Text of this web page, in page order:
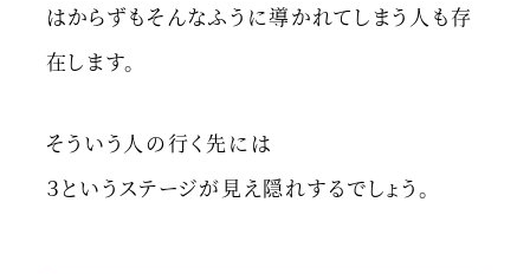
はからずもそんなふうに導かれてしまう人も存
在します。
そういう人の行く先には
３というステージが見え隠れするでしょう。